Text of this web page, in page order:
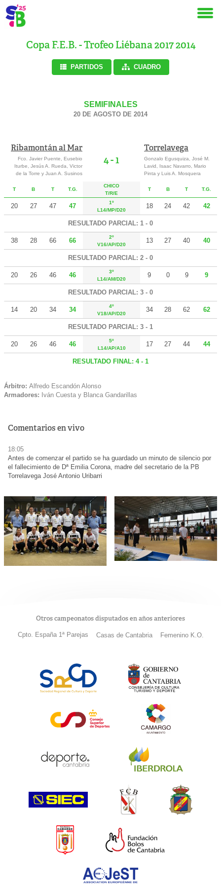
Copa F.E.B. - Trofeo Liébana 2017 2014
PARTIDOS CUADRO
SEMIFINALES
20 DE AGOSTO DE 2014
Ribamontán al Mar
Fco. Javier Puente, Eusebio
Iturbe, Jesús A. Rueda, Victor
de la Torre y Juan A. Susinos
4 - 1
Torrelavega
Gonzalo Egusquiza, José M.
Lavid, Isaac Navarro, Mario
Pinta y Luis A. Mosquera
T B T T.G.
CHICO
T/R/E
T B T T.G.
20 27 47 47
1º
L14/MP/D20
18 24 42 42
RESULTADO PARCIAL: 1 - 0
38 28 66 66
2º
V16/AP/D20
13 27 40 40
RESULTADO PARCIAL: 2 - 0
20 26 46 46
3º
L14/AM/D20
9 0 9 9
RESULTADO PARCIAL: 3 - 0
14 20 34 34
4º
V18/AP/D20
34 28 62 62
RESULTADO PARCIAL: 3 - 1
20 26 46 46
5º
L14/AP/A10
17 27 44 44
RESULTADO FINAL: 4 - 1
Árbitro: Alfredo Escandón Alonso
Armadores: Iván Cuesta y Blanca Gandarillas
Comentarios en vivo
18:05
Antes de comenzar el partido se ha guardado un minuto de silencio por
el fallecimiento de Dª Emilia Corona, madre del secretario de la PB
Torrelavega José Antonio Uribarri
Otros campeonatos disputados en años anteriores
Cpto. España 1ª Parejas Casas de Cantabria Femenino K.O.